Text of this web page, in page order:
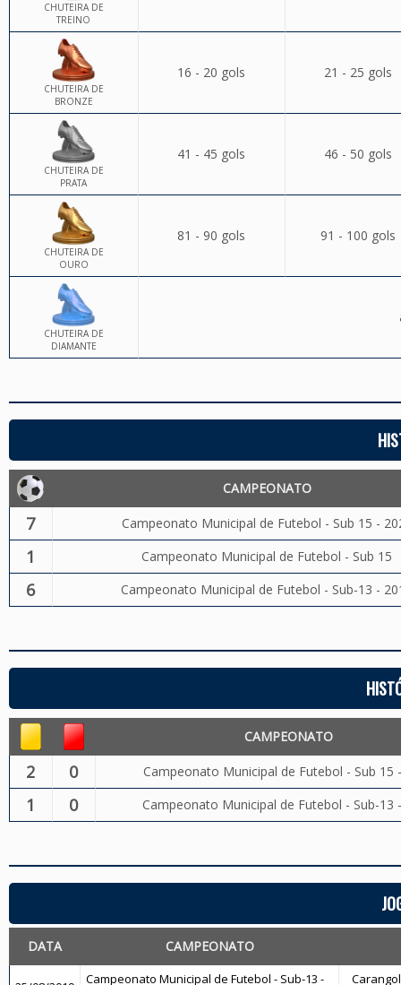
CHUTEIRA DE
TREINO
CHUTEIRA DE
BRONZE
16 - 20 gols 21 - 25 gols
CHUTEIRA DE
PRATA
41 - 45 gols 46 - 50 gols
CHUTEIRA DE
OURO
81 - 90 gols 91 - 100 gols
CHUTEIRA DE
DIAMANTE
CAMPEONATO
7 Campeonato Municipal de Futebol - Sub 15 -
1 Campeonato Municipal de Futebol - Sub 15
6 Campeonato Municipal de Futebol - Sub-13 -
CAMPEONATO
2 0 Campeonato Municipal de Futebol - Sub 15
1 0 Campeonato Municipal de Futebol - Sub-13
DATA CAMPEONATO
Campeonato Municipal de Futebol - Sub-13 -